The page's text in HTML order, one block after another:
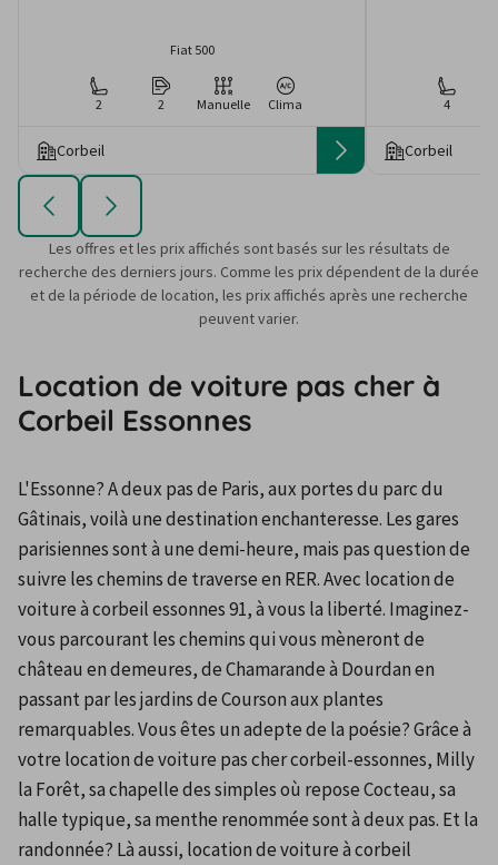
Fiat 500
2 2 Manuelle Clima
Corbeil
4
Corbeil
Les offres et les prix affichés sont basés sur les résultats de
recherche des derniers jours. Comme les prix dépendent de la durée
et de la période de location, les prix affichés après une recherche
peuvent varier.
Location de voiture pas cher à
Corbeil Essonnes
L'Essonne? A deux pas de Paris, aux portes du parc du
Gâtinais, voilà une destination enchanteresse. Les gares
parisiennes sont à une demi-heure, mais pas question de
suivre les chemins de traverse en RER. Avec location de
voiture à corbeil essonnes 91, à vous la liberté. Imaginez-
vous parcourant les chemins qui vous mèneront de
château en demeures, de Chamarande à Dourdan en
passant par les jardins de Courson aux plantes
remarquables. Vous êtes un adepte de la poésie? Grâce à
votre location de voiture pas cher corbeil-essonnes, Milly
la Forêt, sa chapelle des simples où repose Cocteau, sa
halle typique, sa menthe renommée sont à deux pas. Et la
randonnée? Là aussi, location de voiture à corbeil